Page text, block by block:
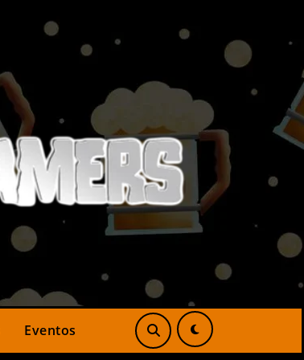
Eventos